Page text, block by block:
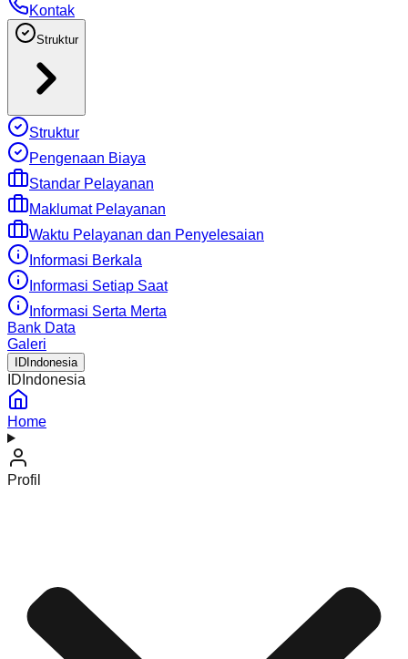
Kontak
Struktur
Struktur
Pengenaan Biaya
Standar Pelayanan
Maklumat Pelayanan
Waktu Pelayanan dan Penyelesaian
Informasi Berkala
Informasi Setiap Saat
Informasi Serta Merta
Bank Data
Galeri
ID Indonesia
ID Indonesia
Home
Profil